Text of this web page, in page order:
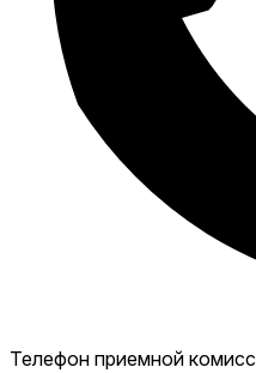
Телефон приемной